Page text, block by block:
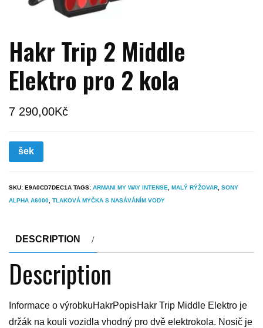
Hakr Trip 2 Middle
Elektro pro 2 kola
7 290,00Kč
šek
SKU: E9A0CD7DEC1A TAGS: ARMANI MY WAY INTENSE, MALÝ RÝŽOVAR, SONY
ALPHA A6000, TLAKOVÁ MYČKA S NASÁVÁNÍM VODY
DESCRIPTION
Description
Informace o výrobkuHakrPopisHakr Trip Middle Elektro je
držák na kouli vozidla vhodný pro dvě elektrokola. Nosič je